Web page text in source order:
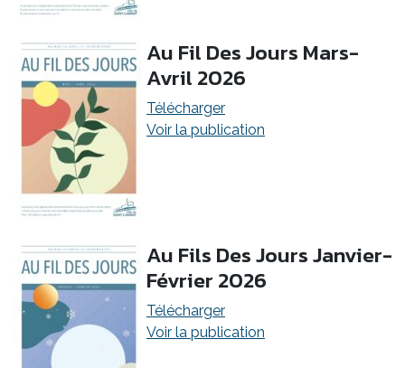
Au Fil Des Jours Mars-
Avril 2026
Télécharger
Voir la publication
Au Fils Des Jours Janvier-
Février 2026
Télécharger
Voir la publication